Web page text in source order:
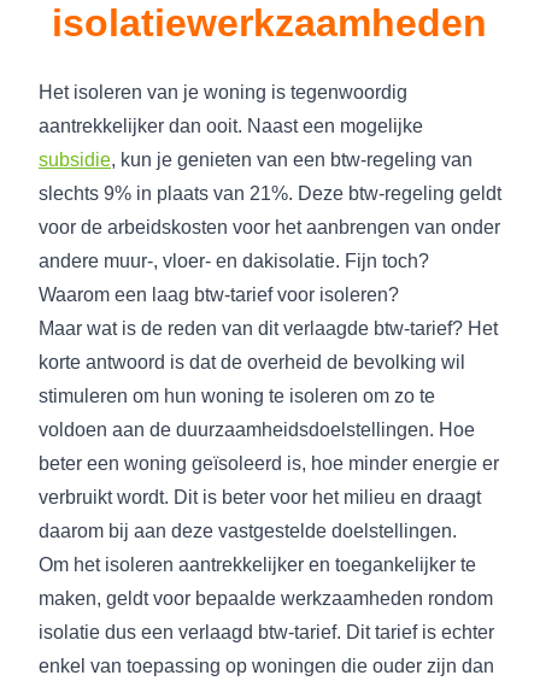
isolatiewerkzaamheden
Het isoleren van je woning is tegenwoordig
aantrekkelijker dan ooit. Naast een mogelijke
subsidie, kun je genieten van een btw-regeling van
slechts 9% in plaats van 21%. Deze btw-regeling geldt
voor de arbeidskosten voor het aanbrengen van onder
andere muur-, vloer- en dakisolatie. Fijn toch?
Waarom een laag btw-tarief voor isoleren?
Maar wat is de reden van dit verlaagde btw-tarief? Het
korte antwoord is dat de overheid de bevolking wil
stimuleren om hun woning te isoleren om zo te
voldoen aan de duurzaamheidsdoelstellingen. Hoe
beter een woning geïsoleerd is, hoe minder energie er
verbruikt wordt. Dit is beter voor het milieu en draagt
daarom bij aan deze vastgestelde doelstellingen.
Om het isoleren aantrekkelijker en toegankelijker te
maken, geldt voor bepaalde werkzaamheden rondom
isolatie dus een verlaagd btw-tarief. Dit tarief is echter
enkel van toepassing op woningen die ouder zijn dan